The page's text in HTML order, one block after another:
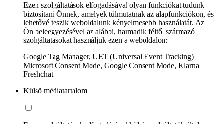
Ezen szolgáltatások elfogadásával olyan funkciókat tudunk
biztosítani Önnek, amelyek túlmutatnak az alapfunkciókon, és
lehetővé teszik weboldalunk kényelmesebb használatát. Az
Ön beleegyezésével az alábbi, harmadik féltől származó
szolgáltatásokat használjuk ezen a weboldalon:
Google Tag Manager, UET (Universal Event Tracking)
Microsoft Consent Mode, Google Consent Mode, Klarna,
Freshchat
Külső médiatartalom